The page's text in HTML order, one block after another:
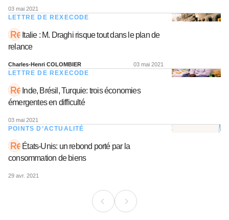
03 mai 2021
LETTRE DE REXECODE
Italie : M. Draghi risque tout dans le plan de
relance
Charles-Henri COLOMBIER 03 mai 2021
LETTRE DE REXECODE
Inde, Brésil, Turquie: trois économies
émergentes en difficulté
03 mai 2021
POINTS D’ACTUALITÉ
États-Unis: un rebond porté par la
consommation de biens
29 avr. 2021